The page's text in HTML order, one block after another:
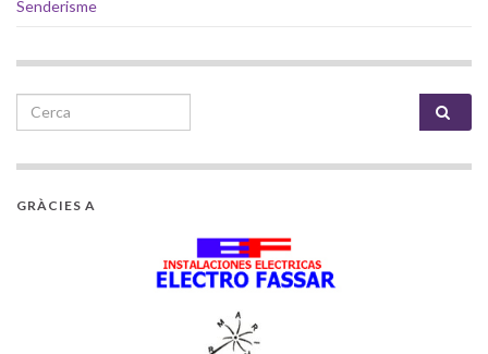
Senderisme
Search for:
GRÀCIES A